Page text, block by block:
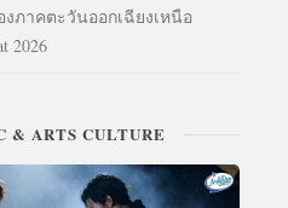
ภาคตะวันออกเฉียงเหนือ
2026
& ARTS CULTURE